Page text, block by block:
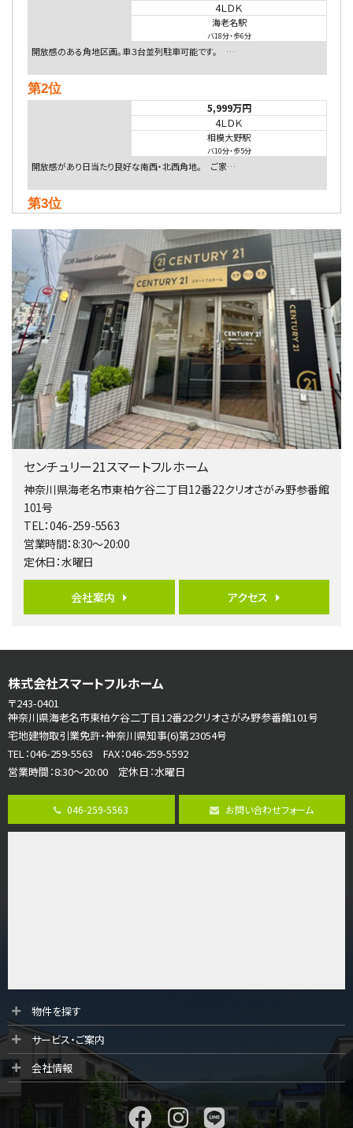
4ＬＤＫ
海老名駅
バ18分・歩6分
開放感のある角地区画。車３台並列駐車可能です。 …
第2位
5,999万円
4ＬＤＫ
相模大野駅
バ10分・歩5分
開放感があり日当たり良好な南西・北西角地。 ご家…
第3位
4ＬＤＫ
相模大野駅
バ9分・歩4分
２０１５年６月築、積水ハウス施工住宅です。 南東…
第4位
4,080万円
4ＬＤＫ
淵野辺駅
歩17分
南側道路に面しており日当たり良好。 キッチンから…
第5位
3,680万円
バ19分・ 歩8分
開放感があり日当たり良好な南西・北西角地区画。 …
第6位
4ＬＤＫ
さがみ野駅
海老名駅
バ15分 歩1分
リビングダイニング部分の床暖房完備 車並列2台駐…
第8位
3,990万円
4ＬＤＫ
古淵駅
第10位
3,598万円
長後駅
全棟ＬＤＫは16帖の4ＬＤＫ！食器洗い乾燥機や浴…
センチュリー21スマートフルホーム
神奈川県海老名市東柏ケ谷二丁目12番22クリオさがみ野参番館
101号
TEL：046-259-5563
営業時間：8:30～20:00
定休日：水曜日
会社案内 アクセス
株式会社スマートフルホーム
〒243-0401
神奈川県海老名市東柏ケ谷二丁目12番22クリオさがみ野参番館101号
宅地建物取引業免許・神奈川県知事(6)第23054号
TEL：046-259-5563 FAX：046-259-5592
営業時間：8:30～20:00 定休日：水曜日
046-259-5563 お問い合わせフォーム
物件を探す
サービス・ご案内
会社情報